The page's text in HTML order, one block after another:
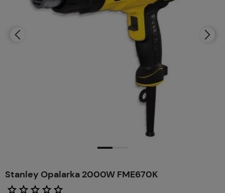
Stanley Opalarka 2000W FME670K